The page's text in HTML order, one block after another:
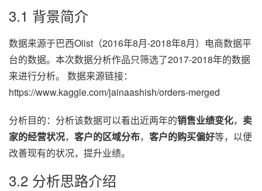
3.1 背景简介
数据来源于巴西Olist（2016年8月-2018年8月）电商数据平
台的数据。本次数据分析作品只筛选了2017-2018年的数据
来进行分析。 数据来源链接：
https://www.kaggle.com/jainaashish/orders-merged
分析目的：分析该数据可以看出近两年的销售业绩变化， 卖
家的经营状况， 客户的区域分布， 客户的购买偏好等，以便
改善现有的状况，提升业绩。
3.2 分析思路介绍